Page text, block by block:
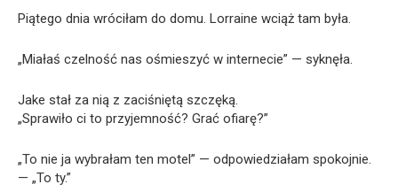
Piątego dnia wróciłam do domu. Lorraine wciąż tam była.
„Miałaś czelność nas ośmieszyć w internecie” — syknęła.
Jake stał za nią z zaciśniętą szczęką.
„Sprawiło ci to przyjemność? Grać ofiarę?”
„To nie ja wybrałam ten motel” — odpowiedziałam spokojnie.
— „To ty.”